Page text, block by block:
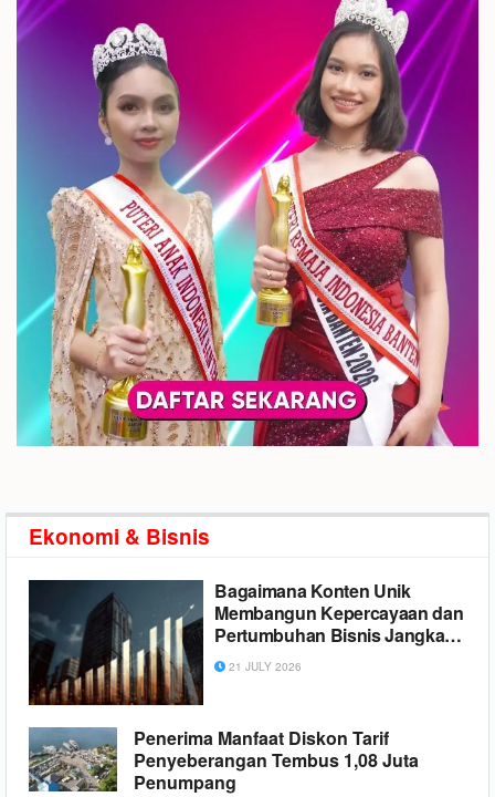
Ekonomi & Bisnis
Bagaimana Konten Unik
Membangun Kepercayaan dan
Pertumbuhan Bisnis Jangka
Panjang
21 JULY 2026
Penerima Manfaat Diskon Tarif
Penyeberangan Tembus 1,08 Juta
Penumpang